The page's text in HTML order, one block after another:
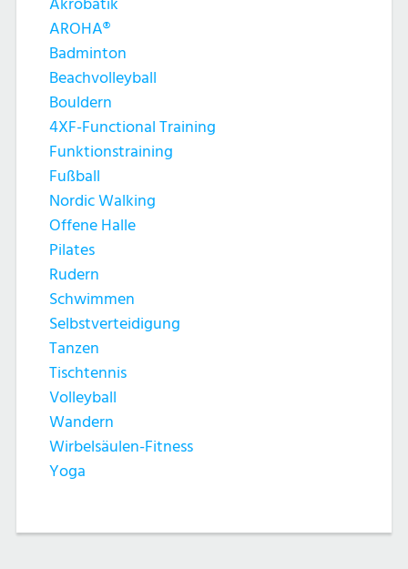
AROHA®
Badminton
Beachvolleyball
Bouldern
4XF-Functional Training
Funktionstraining
Fußball
Nordic Walking
Offene Halle
Pilates
Rudern
Schwimmen
Selbstverteidigung
Tanzen
Tischtennis
Volleyball
Wandern
Wirbelsäulen-Fitness
Yoga